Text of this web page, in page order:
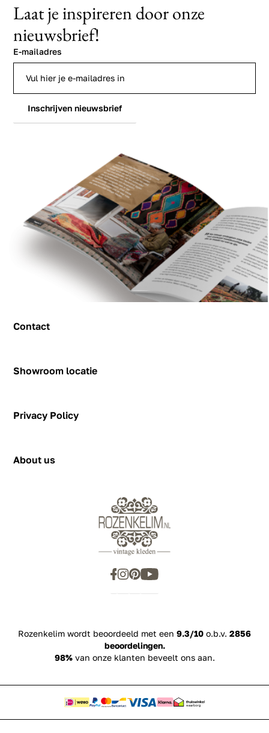
Contact
Showroom locatie
Figeehal 2
2031 BJ Haarlem
Privacy Policy
About us
Laat je inspireren door onze
nieuwsbrief!
E-mailadres
Inschrijven nieuwsbrief
Rozenkelim wordt beoordeeld met een 9.3/10 o.b.v. 2856
beoordelingen.
98%van onze klanten beveelt ons aan.